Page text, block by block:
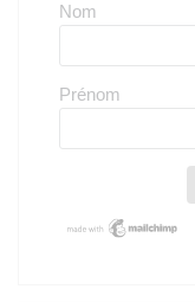
Nom
Prénom